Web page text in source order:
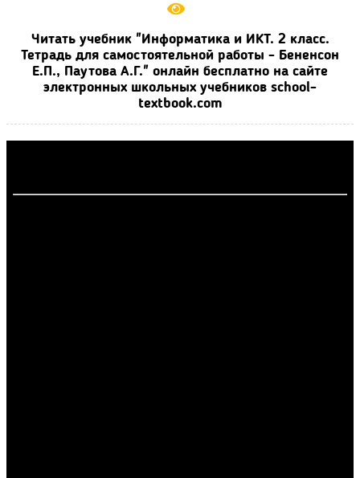
Читать учебник "Информатика и ИКТ. 2 класс.
Тетрадь для самостоятельной работы - Бененсон
Е.П., Паутова А.Г." онлайн бесплатно на сайте
электронных школьных учебников school-
textbook.com